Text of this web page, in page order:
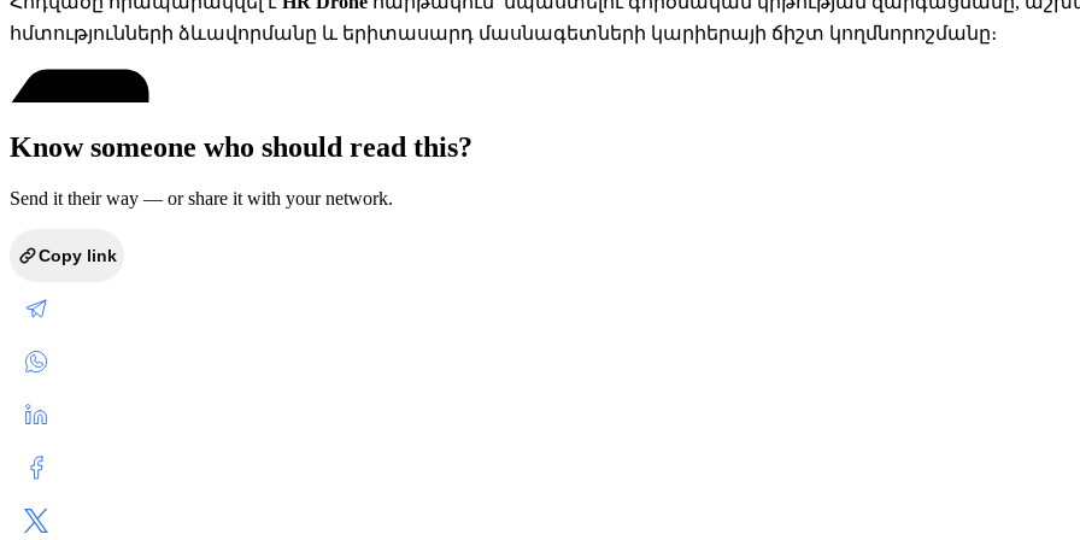
հմտությունների ձևավորմանը և երիտասարդ մասնագետների կարիերայի ճիշտ կողմնորոշմանը։
Know someone who should read this?
Send it their way — or share it with your network.
Copy link